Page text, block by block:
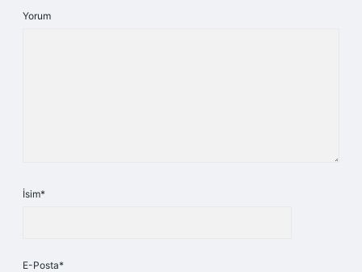
Yorum
İsim*
E-Posta*